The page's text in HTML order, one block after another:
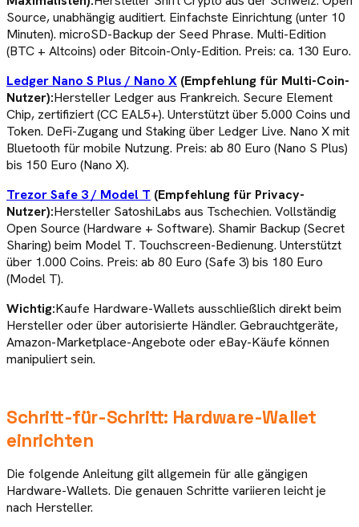
Source, unabhängig auditiert. Einfachste Einrichtung (unter 10
Minuten). microSD-Backup der Seed Phrase. Multi-Edition
(BTC + Altcoins) oder Bitcoin-Only-Edition. Preis: ca. 130 Euro.
Ledger Nano S Plus / Nano X (Empfehlung für Multi-Coin-
Nutzer):Hersteller Ledger aus Frankreich. Secure Element
Chip, zertifiziert (CC EAL5+). Unterstützt über 5.000 Coins und
Token. DeFi-Zugang und Staking über Ledger Live. Nano X mit
Bluetooth für mobile Nutzung. Preis: ab 80 Euro (Nano S Plus)
bis 150 Euro (Nano X).
Trezor Safe 3 / Model T (Empfehlung für Privacy-
Nutzer):Hersteller SatoshiLabs aus Tschechien. Vollständig
Open Source (Hardware + Software). Shamir Backup (Secret
Sharing) beim Model T. Touchscreen-Bedienung. Unterstützt
über 1.000 Coins. Preis: ab 80 Euro (Safe 3) bis 180 Euro
(Model T).
Wichtig:Kaufe Hardware-Wallets ausschließlich direkt beim
Hersteller oder über autorisierte Händler. Gebrauchtgeräte,
Amazon-Marketplace-Angebote oder eBay-Käufe können
manipuliert sein.
Schritt-für-Schritt: Hardware-Wallet
einrichten
Die folgende Anleitung gilt allgemein für alle gängigen
Hardware-Wallets. Die genauen Schritte variieren leicht je
nach Hersteller.